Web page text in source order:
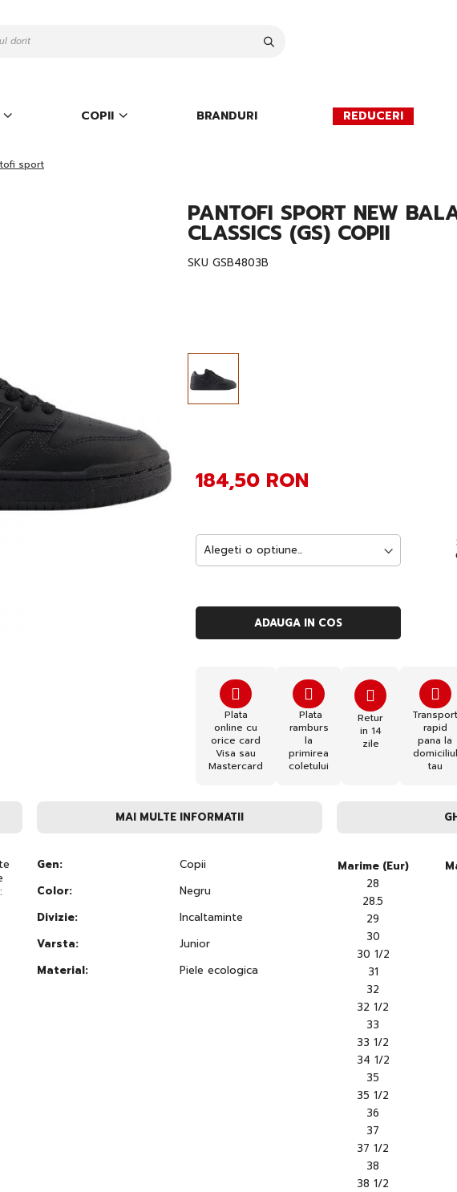
COPII BRANDURI REDUCERI
sport
PANTOFI SPORT NEW
CLASSICS (GS) COPII
SKU GSB4803B
184,50 RON
ADAUGA IN COS
Plata
online cu
orice card
Visa sau
Mastercard
Plata
ramburs
la
primirea
coletului
Retur
in 14
zile
Transport
rapid
pana la
domiciliul
tau
MAI MULTE INFORMATII
Gen:
Copii
Color:
Negru
Divizie:
Incaltaminte
Varsta:
Junior
Material:
Piele ecologica
Marime (Eur)
28
28.5
29
30
30 1/2
31
32
32 1/2
33
33 1/2
34 1/2
35
35 1/2
36
37
37 1/2
38
38 1/2